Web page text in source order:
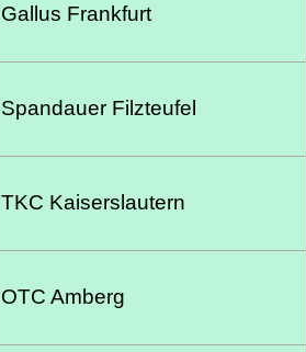
Gallus Frankfurt
Spandauer Filzteufel
TKC Kaiserslautern
OTC Amberg